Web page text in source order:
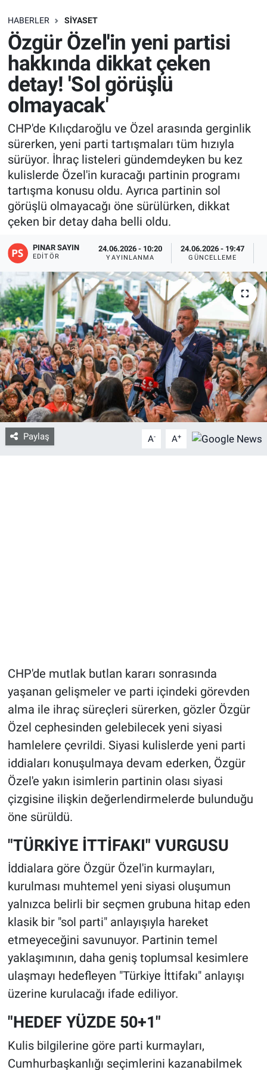
HABERLER SIYASET
Özgür Özel'in yeni partisi
hakkında dikkat çeken
detay! 'Sol görüşlü
olmayacak'
CHP'de Kılıçdaroğlu ve Özel arasında gerginlik
sürerken, yeni parti tartışmaları tüm hızıyla
sürüyor. İhraç listeleri gündemdeyken bu kez
kulislerde Özel'in kuracağı partinin programı
tartışma konusu oldu. Ayrıca partinin sol
görüşlü olmayacağı öne sürülürken, dikkat
çeken bir detay daha belli oldu.
PINAR SAYIN
EDITÖR
24.06.2026 - 10:20
YAYINLANMA
24.06.2026 - 19:47
GÜNCELLEME
Paylaş A- A+
CHP'de mutlak butlan kararı sonrasında
yaşanan gelişmeler ve parti içindeki görevden
alma ile ihraç süreçleri sürerken, gözler Özgür
Özel cephesinden gelebilecek yeni siyasi
hamlelere çevrildi. Siyasi kulislerde yeni parti
iddiaları konuşulmaya devam ederken, Özgür
Özel'e yakın isimlerin partinin olası siyasi
çizgisine ilişkin değerlendirmelerde bulunduğu
öne sürüldü.
"TÜRKİYE İTTİFAKI" VURGUSU
İddialara göre Özgür Özel'in kurmayları,
kurulması muhtemel yeni siyasi oluşumun
yalnızca belirli bir seçmen grubuna hitap eden
klasik bir "sol parti" anlayışıyla hareket
etmeyeceğini savunuyor. Partinin temel
yaklaşımının, daha geniş toplumsal kesimlere
ulaşmayı hedefleyen "Türkiye İttifakı" anlayışı
üzerine kurulacağı ifade ediliyor.
"HEDEF YÜZDE 50+1"
Kulis bilgilerine göre parti kurmayları,
Cumhurbaşkanlığı seçimlerini kazanabilmek
SAĞLIK
EKONOMİ
EĞİTİM
ÖZEL HABER
Keşfet
ASTROLOJİ
MANŞET
Bize ulaşın
İletişim/Künye
Yaşam
Gözden Kaçmasın
İletişim (Künye)